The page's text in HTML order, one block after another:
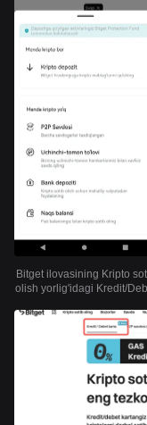
Bitget ilovasining Kripto
olish yorlig'idagi Kredit/